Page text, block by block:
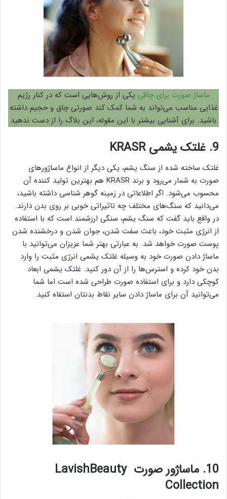
ماساژ صورت برای چاقی یکی از روش‌هایی است که در کنار رژیم
غذایی مناسب می‌تواند به شما کمک کند صورتی چاق و حجیم داشته
باشید. برای آشنایی بیشتر با این مقوله، این بلاگ را از دست ندهید
9. غلتک یشمی KRASR
غلتک ساخته شده از سنگ یشم، یکی دیگر از انواع ماساژور‌های
صورت به شمار می‌رود و برند KRASR هم بهترین تولید‌ کننده‌ آن
محسوب می‌شود. اگر اطلاعاتی در زمینه گوهر شناسی داشته باشید،
می‌دانید که سنگ‌های مختلف چه تاثیراتی خوبی بر روی بدن دارند.
در واقع باید گفت که سنگ یشم، سنگی ارزشمند است که با استفاده
از انرژی مثبت خود، باعث سفت شدن، جوان شدن و درخشنده شدن
پوست صورت خواهد شد. به عبارتی بهتر شما عزیزان می‌توانید با
ماساژ دادن صورت خود به وسیله غلتک یشمی انرژی مثبت را وارد
بدن خود کرده و استرس‌ها را از آن دور کنید. غلتک یشمی ابعاد
کوچکی دارد و برای استفاده صورت طراحی شده است اما شما
می‌توانید آن برای ماساژ دادن سایر نقاط بدنتان استفاه کنید.
10. ماساژور صورت LavishBeauty
Collection